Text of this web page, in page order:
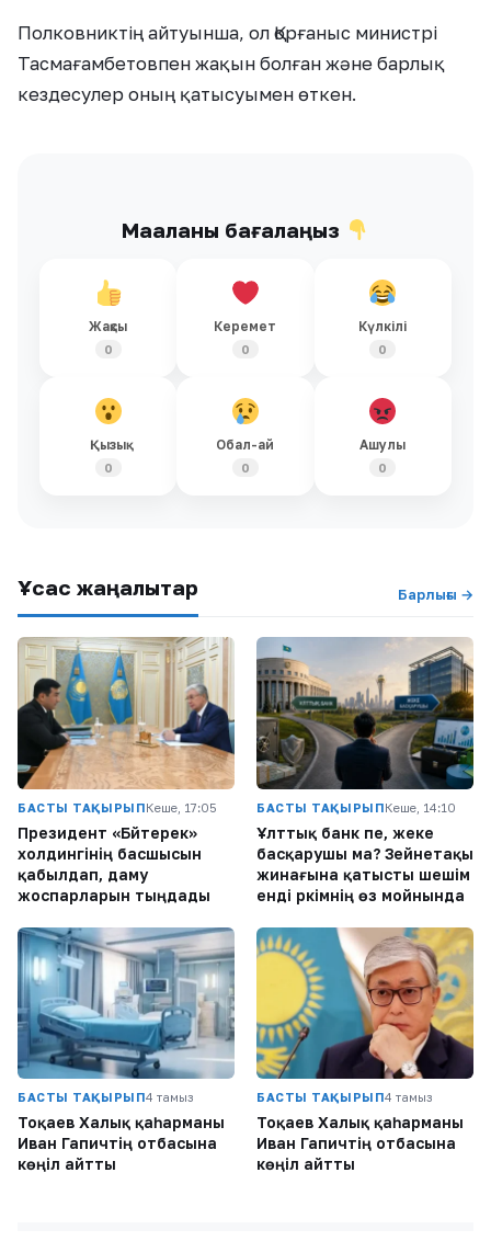
Полковниктің айтуынша, ол Қорғаныс министрі
Тасмағамбетовпен жақын болған және барлық
кездесулер оның қатысуымен өткен.
Мақаланы бағалаңыз
Жақсы
0
Керемет
0
Күлкілі
0
Қызық
0
Обал-ай
0
Ашулы
0
Ұқсас жаңалықтар Барлығы →
БАСТЫ ТАҚЫРЫПКеше, 17:05
Президент «Бәйтерек»
холдингінің басшысын
қабылдап, даму
жоспарларын тыңдады
БАСТЫ ТАҚЫРЫПКеше, 14:10
Ұлттық банк пе, жеке
басқарушы ма? Зейнетақы
жинағына қатысты шешім
енді әркімнің өз мойнында
БАСТЫ ТАҚЫРЫП4 тамыз
Тоқаев Халық қаһарманы
Иван Гапичтің отбасына
көңіл айтты
БАСТЫ ТАҚЫРЫП4 тамыз
Тоқаев Халық қаһарманы
Иван Гапичтің отбасына
көңіл айтты